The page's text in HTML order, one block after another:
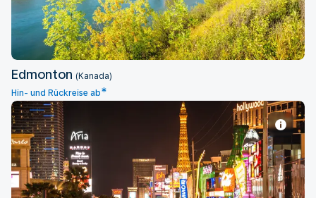
Edmonton (Kanada)
Hin- und Rückreise ab*
Las Vegas